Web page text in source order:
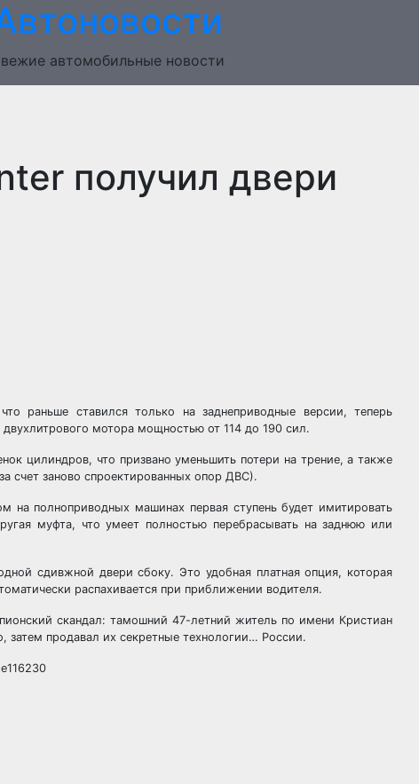
автомобильные новости
получил двери
раньше ставился только на заднеприводные версии, теперь
мотора мощностью от 114 до 190 сил.
цилиндров, что призвано уменьшить потери на трение, а также
счет заново спроектированных опор ДВС).
на полноприводных машинах первая ступень будет имитировать
муфта, что умеет полностью перебрасывать на заднюю или
сдивжной двери сбоку. Это удобная платная опция, которая
распахивается при приближении водителя.
скандал: тамошний 47-летний житель по имени Кристиан
затем продавал их секретные технологии… России.